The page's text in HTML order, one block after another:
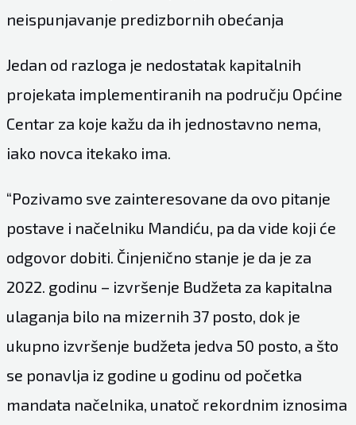
neispunjavanje predizbornih obećanja
Jedan od razloga je nedostatak kapitalnih
projekata implementiranih na području Općine
Centar za koje kažu da ih jednostavno nema,
iako novca itekako ima.
“Pozivamo sve zainteresovane da ovo pitanje
postave i načelniku Mandiću, pa da vide koji će
odgovor dobiti. Činjenično stanje je da je za
2022. godinu – izvršenje Budžeta za kapitalna
ulaganja bilo na mizernih 37 posto, dok je
ukupno izvršenje budžeta jedva 50 posto, a što
se ponavlja iz godine u godinu od početka
mandata načelnika, unatoč rekordnim iznosima